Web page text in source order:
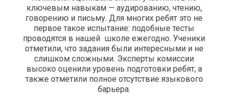
ключевым навыкам — аудированию, чтению,
говорению и письму. Для многих ребят это не
первое такое испытание: подобные тесты
проводятся в нашей школе ежегодно. Ученики
отметили, что задания были интересными и не
слишком сложными. Эксперты комиссии
высоко оценили уровень подготовки ребят, а
также отметили полное отсутствие языкового
барьера.